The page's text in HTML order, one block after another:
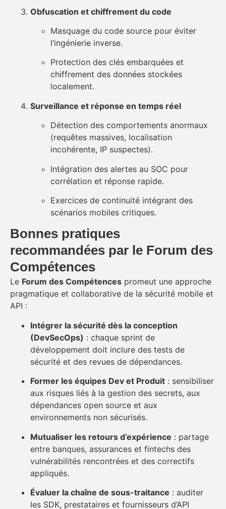
Obfuscation et chiffrement du code
Masquage du code source pour éviter
l’ingénierie inverse.
Protection des clés embarquées et
chiffrement des données stockées
localement.
Surveillance et réponse en temps réel
Détection des comportements anormaux
(requêtes massives, localisation
incohérente, IP suspectes).
Intégration des alertes au SOC pour
corrélation et réponse rapide.
Exercices de continuité intégrant des
scénarios mobiles critiques.
Bonnes pratiques
recommandées par le Forum des
Compétences
Le Forum des Compétences promeut une approche
pragmatique et collaborative de la sécurité mobile et
API :
Intégrer la sécurité dès la conception
(DevSecOps) : chaque sprint de
développement doit inclure des tests de
sécurité et des revues de dépendances.
Former les équipes Dev et Produit : sensibiliser
aux risques liés à la gestion des secrets, aux
dépendances open source et aux
environnements non sécurisés.
Mutualiser les retours d’expérience : partage
entre banques, assurances et fintechs des
vulnérabilités rencontrées et des correctifs
appliqués.
Évaluer la chaîne de sous-traitance : auditer
les SDK, prestataires et fournisseurs d’API